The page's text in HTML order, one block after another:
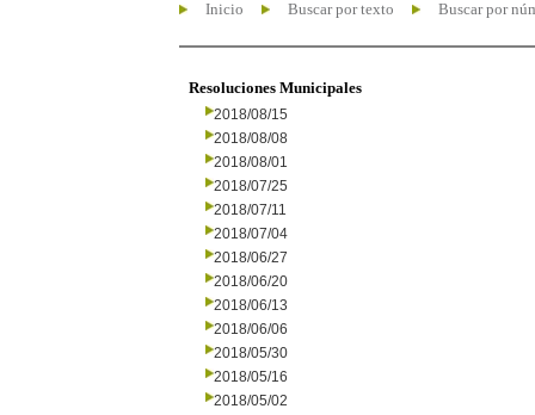
Inicio Buscar por texto Buscar por
Resoluciones Municipales
2018/08/15
2018/08/08
2018/08/01
2018/07/25
2018/07/11
2018/07/04
2018/06/27
2018/06/20
2018/06/13
2018/06/06
2018/05/30
2018/05/16
2018/05/02